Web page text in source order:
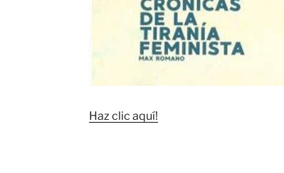
Haz clic aquí!